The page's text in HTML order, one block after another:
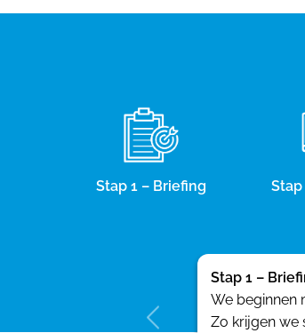
Stap 1 – Briefing
Stap 1 –
We beginnen
Zo krijgen we